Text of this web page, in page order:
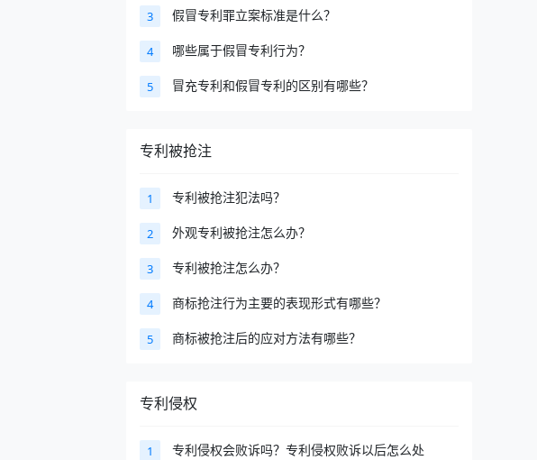
3 假冒专利罪立案标准是什么？
4 哪些属于假冒专利行为？
5 冒充专利和假冒专利的区别有哪些？
专利被抢注
1 专利被抢注犯法吗？
2 外观专利被抢注怎么办？
3 专利被抢注怎么办？
4 商标抢注行为主要的表现形式有哪些？
5 商标被抢注后的应对方法有哪些？
专利侵权
1 专利侵权会败诉吗？专利侵权败诉以后怎么处